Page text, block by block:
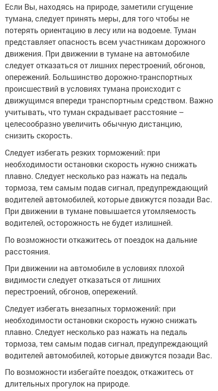
Если Вы, находясь на природе, заметили сгущение
тумана, следует принять меры, для того чтобы не
потерять ориентацию в лесу или на водоеме. Туман
представляет опасность всем участникам дорожного
движения. При движении в тумане на автомобиле
следует отказаться от лишних перестроений, обгонов,
опережений. Большинство дорожно-транспортных
происшествий в условиях тумана происходит с
движущимся впереди транспортным средством. Важно
учитывать, что туман скрадывает расстояние –
целесообразно увеличить обычную дистанцию,
снизить скорость.
Следует избегать резких торможений: при
необходимости остановки скорость нужно снижать
плавно. Следует несколько раз нажать на педаль
тормоза, тем самым подав сигнал, предупреждающий
водителей автомобилей, которые движутся позади Вас.
При движении в тумане повышается утомляемость
водителей, осторожность не будет излишней.
По возможности откажитесь от поездок на дальние
расстояния.
При движении на автомобиле в условиях плохой
видимости следует отказаться от лишних
перестроений, обгонов, опережений.
Следует избегать внезапных торможений: при
необходимости остановки скорость нужно снижать
плавно. Следует несколько раз нажать на педаль
тормоза, тем самым подав сигнал, предупреждающий
водителей автомобилей, которые движутся позади Вас.
По возможности избегайте поездок, откажитесь от
длительных прогулок на природе.